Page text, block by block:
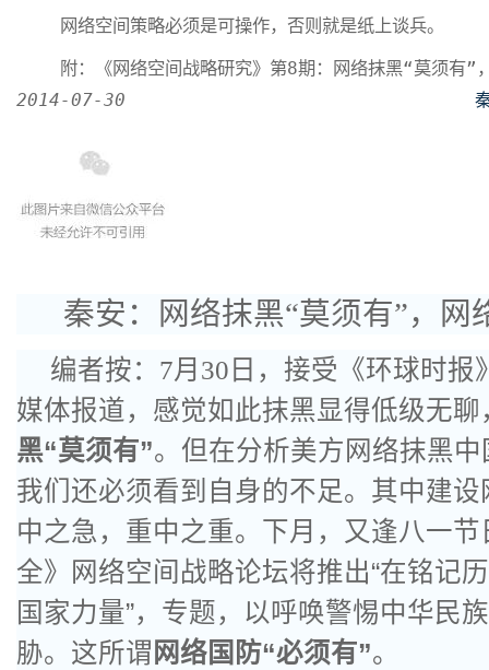
    网络空间策略必须是可操作，否则就是纸上谈兵。
2014-07-30
秦安：网络抹黑“莫须有”，网
编者按： 7月 30 日，接受《环球时报
媒体报道，感觉如此抹黑显得低级无
黑“莫须有”。但在分析美方网络抹黑
我们还必须看到自身的不足。其中建
中之急，重中之重。下月，又逢八一
全》网络空间战略论坛将推出“在铭记
国家力量”，专题，以呼唤警惕中华民
胁。这所谓 网络国防“必须有”。